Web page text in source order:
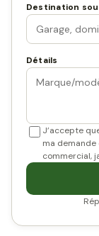
Destination
Détails
J’accepte
ma demande
commercial,